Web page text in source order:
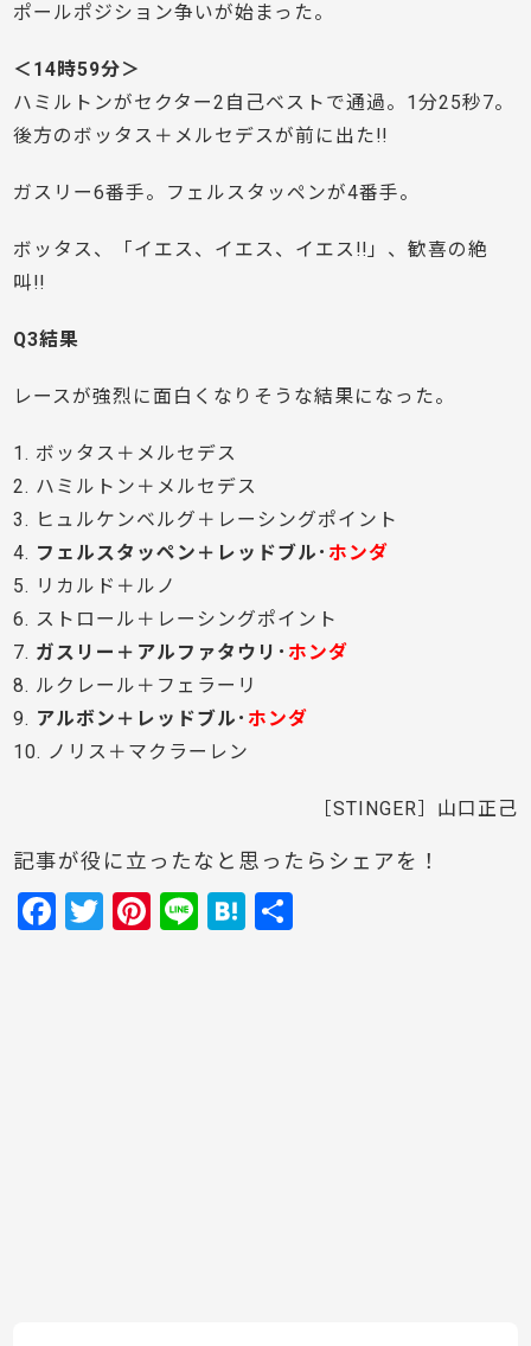
ポールポジション争いが始まった。
＜14時59分＞
ハミルトンがセクター2自己ベストで通過。1分25秒7。
後方のボッタス＋メルセデスが前に出た!!
ガスリー6番手。フェルスタッペンが4番手。
ボッタス、「イエス、イエス、イエス!!」、歓喜の絶
叫!!
Q3結果
レースが強烈に面白くなりそうな結果になった。
1. ボッタス＋メルセデス
2. ハミルトン＋メルセデス
3. ヒュルケンベルグ＋レーシングポイント
4. フェルスタッペン＋レッドブル･ ホンダ
5. リカルド＋ルノ
6. ストロール＋レーシングポイント
7. ガスリー＋アルファタウリ･ ホンダ
8. ルクレール＋フェラーリ
9. アルボン＋レッドブル･ ホンダ
10. ノリス＋マクラーレン
［STINGER］山口正己
記事が役に立ったなと思ったらシェアを！
F
T
Pi Li H